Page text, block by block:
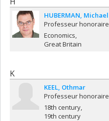
HUBERMAN Michael
Professeur honoraire
Economics
Great Britain
K
KEEL Othmar
Professeur honoraire
18th century
19th century